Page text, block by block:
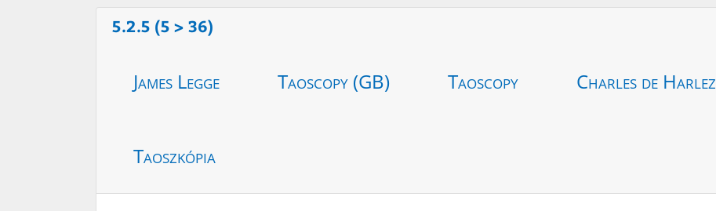
5.2.5 (5 > 36)
James Legge Taoscopy (GB) Taoscopy Charles de Harlez
Taoszkópia